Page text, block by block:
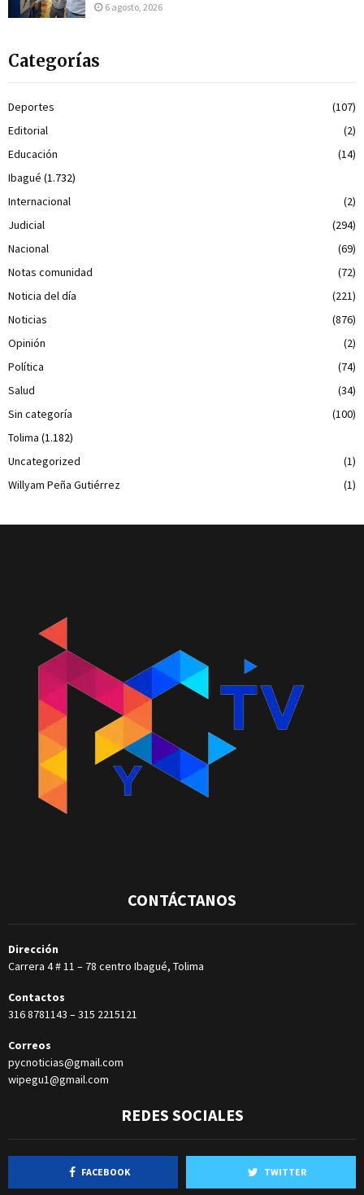
6 agosto, 2026
Categorías
Deportes
(107)
Editorial
(2)
Educación
(14)
Ibagué (1.732)
Internacional
(2)
Judicial
(294)
Nacional
(69)
Notas comunidad
(72)
Noticia del día
(221)
Noticias
(876)
Opinión
(2)
Política
(74)
Salud
(34)
Sin categoría
(100)
Tolima (1.182)
Uncategorized
(1)
Willyam Peña Gutiérrez
(1)
CONTÁCTANOS
Dirección
Carrera 4 # 11 – 78 centro Ibagué, Tolima
Contactos
316 8781143 –315 2215121
Correos
pycnoticias@gmail.com
wipegu1@gmail.com
REDES SOCIALES
FACEBOOK TWITTER